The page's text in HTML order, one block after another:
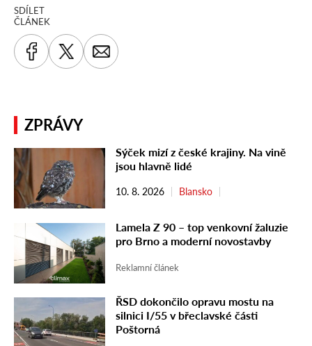
SDÍLET
ČLÁNEK
ZPRÁVY
Sýček mizí z české krajiny. Na vině
jsou hlavně lidé
10. 8. 2026 Blansko
Lamela Z 90 – top venkovní žaluzie
pro Brno a moderní novostavby
Reklamní článek
ŘSD dokončilo opravu mostu na
silnici I/55 v břeclavské části
Poštorná